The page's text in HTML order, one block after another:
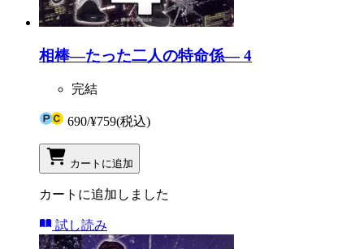
相棒―たった二人の特命係― 4
完結
690/¥759(税込)
カートに追加
カートに追加しました
試し読み